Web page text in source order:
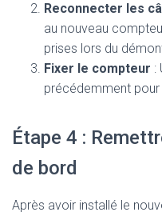
Reconnecter les
au nouveau
prises lors du
Fixer le compteur :
précédemment
Étape 4 :
de bord
Après avoir installé le